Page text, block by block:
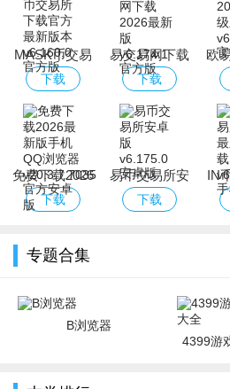
MASK币交易
所下载官方最
新版本
下载
易交易网下载
2026最新版
下载
欧
免费下载2026
最新版手机
下载
易币交易所安
卓版
下载
IN
方
专题合集
B浏览器
4399游